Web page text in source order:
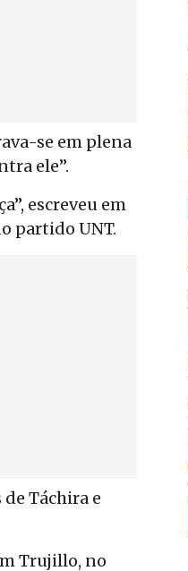
se em plena
ele”.
escreveu em
partido UNT.
Táchira e
Trujillo, no